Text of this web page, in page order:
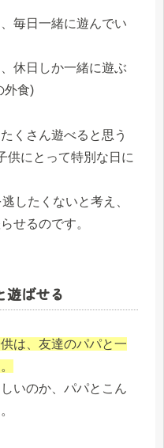
毎日一緒に遊んでい
休日しか一緒に遊ぶ
外食)
くさん遊べると思う
供にとって特別な日に
したくないと考え、
せるのです。
遊ばせる
は、友達のパパと一
いのか、パパとこん